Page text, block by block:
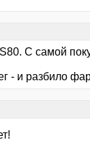
С самой
и разбило